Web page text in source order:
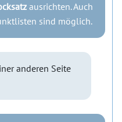
ausrichten. Auch
sind möglich.
anderen Seite